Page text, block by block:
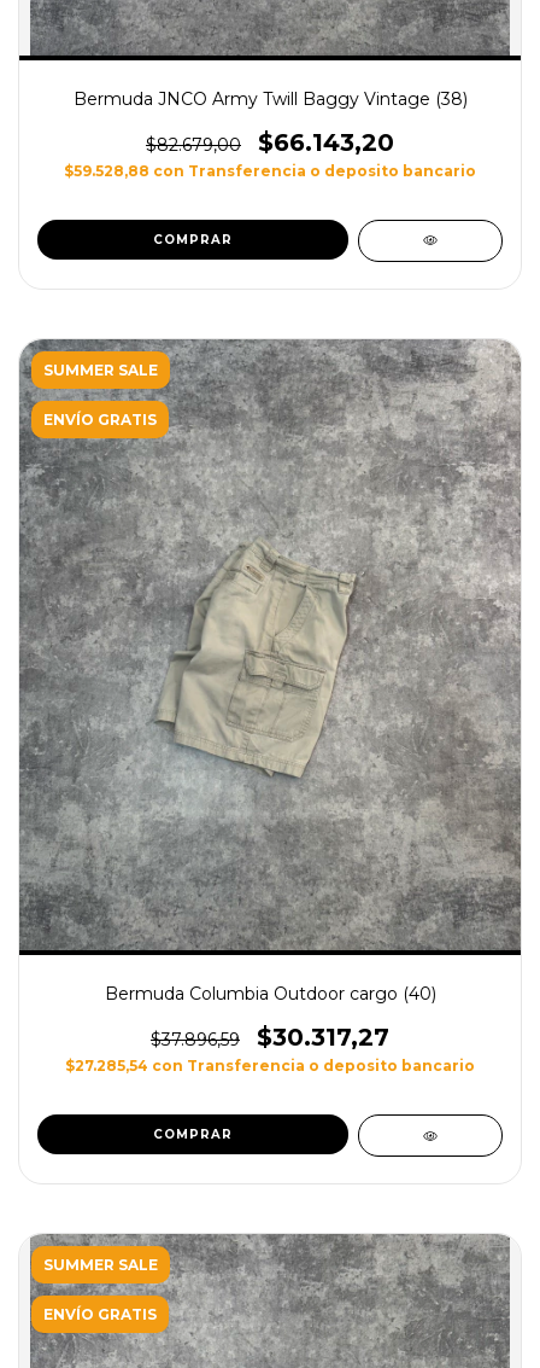
Bermuda JNCO Army Twill Baggy Vintage (38)
$82.679,00 $66.143,20
$59.528,88 con Transferencia o deposito bancario
SUMMER SALE
ENVÍO GRATIS
Bermuda Columbia Outdoor cargo (40)
$37.896,59 $30.317,27
$27.285,54 con Transferencia o deposito bancario
SUMMER SALE
ENVÍO GRATIS